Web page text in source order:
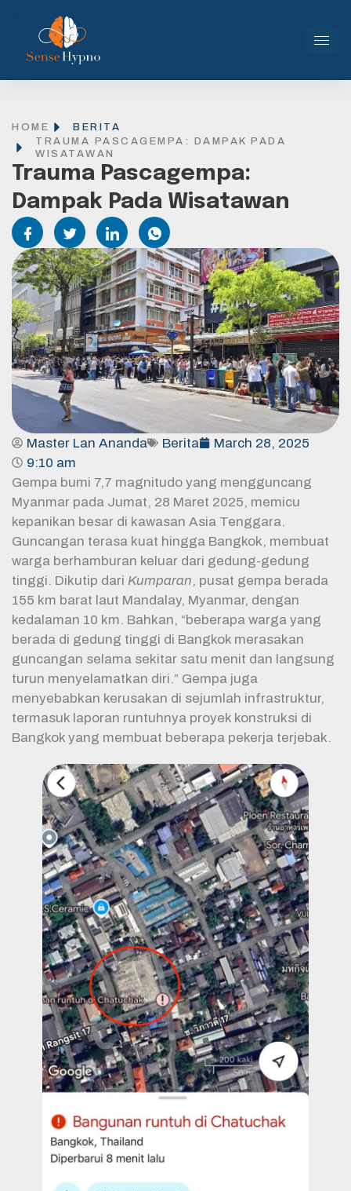
HOME
BERITA
TRAUMA PASCAGEMPA: DAMPAK PADA
WISATAWAN
Trauma Pascagempa:
Dampak Pada Wisatawan
Master Lan Ananda Berita
March 28, 2025
9:10 am
Gempa bumi 7,7 magnitudo yang mengguncang
Myanmar pada Jumat, 28 Maret 2025, memicu
kepanikan besar di kawasan Asia Tenggara.
Guncangan terasa kuat hingga Bangkok, membuat
warga berhamburan keluar dari gedung-gedung
tinggi. Dikutip dari Kumparan, pusat gempa berada
155 km barat laut Mandalay, Myanmar, dengan
kedalaman 10 km. Bahkan, “beberapa warga yang
berada di gedung tinggi di Bangkok merasakan
guncangan selama sekitar satu menit dan langsung
turun menyelamatkan diri.” Gempa juga
menyebabkan kerusakan di sejumlah infrastruktur,
termasuk laporan runtuhnya proyek konstruksi di
Bangkok yang membuat beberapa pekerja terjebak.